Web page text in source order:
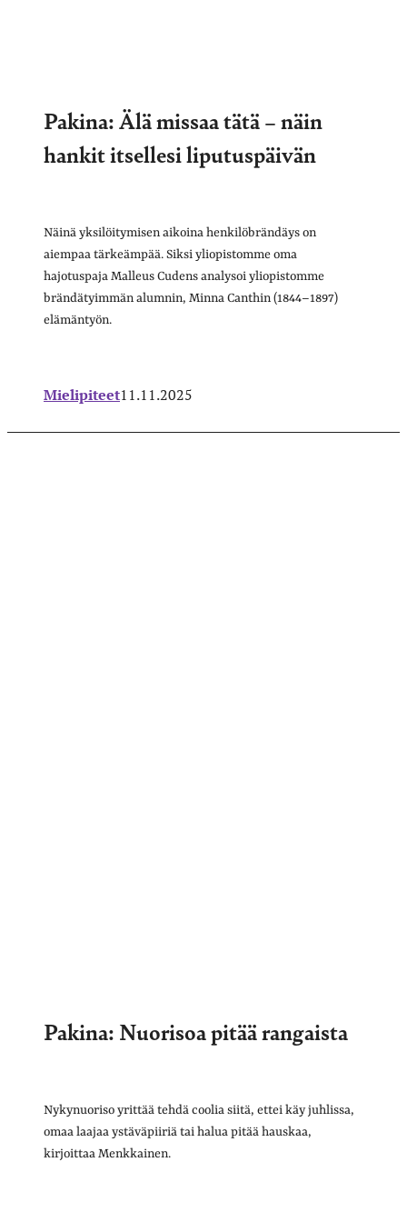
Pakina: Älä missaa tätä – näin
hankit itsellesi liputuspäivän
Näinä yksilöitymisen aikoina henkilöbrändäys on
aiempaa tärkeämpää. Siksi yliopistomme oma
hajotuspaja Malleus Cudens analysoi yliopistomme
brändätyimmän alumnin, Minna Canthin (1844–1897)
elämäntyön.
Mielipiteet11.11.2025
Pakina: Nuorisoa pitää rangaista
Nykynuoriso yrittää tehdä coolia siitä, ettei käy juhlissa,
omaa laajaa ystäväpiiriä tai halua pitää hauskaa,
kirjoittaa Menkkainen.